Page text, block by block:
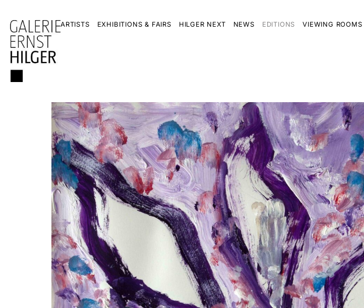
ARTISTS EXHIBITIONS & FAIRS HILGER NEXT NEWS EDITIONS VIEWING ROOMS